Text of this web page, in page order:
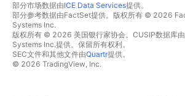
部分市场数据由ICE Data Services提供。
部分参考数据由FactSet提供。版权所有 © 2026
Systems Inc.
版权所有 © 2026 美国银行家协会。CUSIP数据库
Systems Inc.提供。保留所有权利。
SEC文件和其他文件由Quartr提供。
© 2026 TradingView, Inc.